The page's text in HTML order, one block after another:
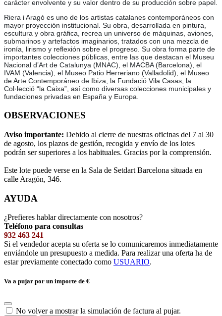
carácter envolvente y su valor dentro de su producción sobre papel.
Riera i Aragó es uno de los artistas catalanes contemporáneos con
mayor proyección institucional. Su obra, desarrollada en pintura,
escultura y obra gráfica, recrea un universo de máquinas, aviones,
submarinos y artefactos imaginarios, tratados con una mezcla de
ironía, lirismo y reflexión sobre el progreso. Su obra forma parte de
importantes colecciones públicas, entre las que destacan el Museu
Nacional d’Art de Catalunya (MNAC), el MACBA (Barcelona), el
IVAM (Valencia), el Museo Patio Herreriano (Valladolid), el Museo
de Arte Contemporáneo de Ibiza, la Fundació Vila Casas, la
Col·lecció “la Caixa”, así como diversas colecciones municipales y
fundaciones privadas en España y Europa.
OBSERVACIONES
Aviso importante: Debido al cierre de nuestras oficinas del 7 al 30
de agosto, los plazos de gestión, recogida y envío de los lotes
podrán ser superiores a los habituales. Gracias por la comprensión.
Este lote puede verse en la Sala de Setdart Barcelona situada en
calle Aragón, 346.
AYUDA
¿Prefieres hablar directamente con nosotros?
Teléfono para consultas
932 463 241
Si el vendedor acepta su oferta se lo comunicaremos inmediatamente
enviándole un presupuesto a medida. Para realizar una oferta ha de
estar previamente conectado como USUARIO.
Va a pujar por un importe de €
No volver a mostrar la simulación de factura al pujar.